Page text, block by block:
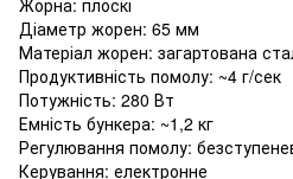
Діаметр жорен: 65 мм
Матеріал жорен: загартована
Продуктивність помолу: ~4 г/сек
Потужність: 280 Вт
Емність бункера: ~1,2 кг
Регулювання помолу:
Керування: електронне